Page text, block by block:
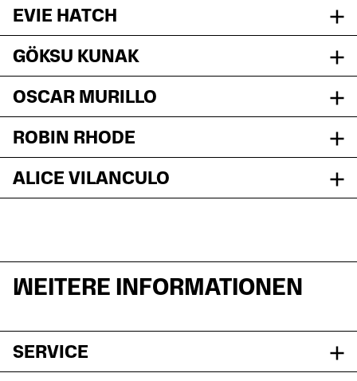
EVIE HATCH
GÖKSU KUNAK
OSCAR MURILLO
ROBIN RHODE
ALICE VILANCULO
WEITERE INFORMATIONEN
SERVICE